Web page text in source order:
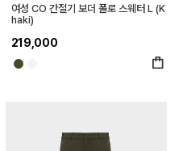
여성 CO 간절기 보더 폴로 스웨터 L (K
haki)
219,000